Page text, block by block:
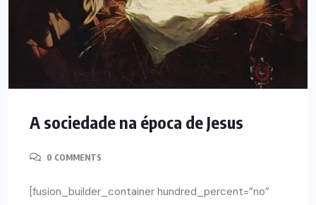
A sociedade na época de Jesus
0 COMMENTS
[fusion_builder_container hundred_percent=”no”